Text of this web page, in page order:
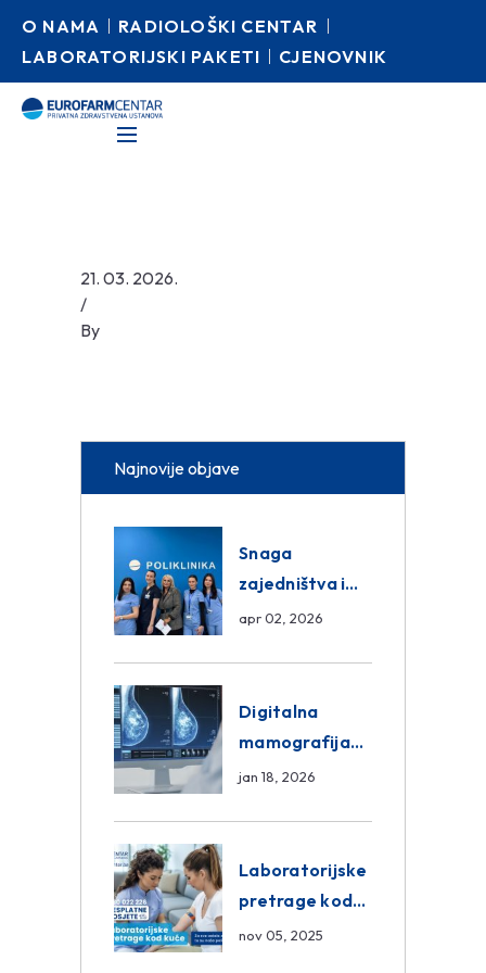
O NAMA
RADIOLOŠKI CENTAR
LABORATORIJSKI PAKETI
CJENOVNIK
21. 03. 2026.
/
By
Najnovije objave
Snaga
zajedništva i
razmjena
Group
apr 02, 2026
Digitalna
mamografija
Sarajevo –
Centar
Poliklinika
jan 18, 2026
Laboratorijske
pretrage kod
kuće – novo u
nov 05, 2025